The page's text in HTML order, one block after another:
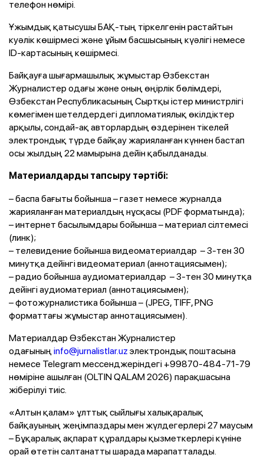
телефон нөмірі.
Ұжымдық қатысушы БАҚ-тың тіркелгенін растайтын
куәлік көшірмесі және ұйым басшысының күәлігі немесе
ID-картасының көшірмесі.
Байқауға шығармашылық жұмыстар Өзбекстан
Журналистер одағы және оның өңірлік бөлімдері,
Өзбекстан Республикасының Сыртқы істер министрлігі
көмегімен шетелдердегі дипломатиялық өкілдіктер
арқылы, сондай-ақ авторлардың өздерінен тікелей
электрондық түрде байқау жарияланған күннен бастап
осы жылдың 22 мамырына дейін қабылданады.
Материалдарды тапсыру тәртібі:
– баспа бағыты бойынша – газет немесе журналда
жарияланған материалдың нұсқасы (PDF форматында);
– интернет басылымдары бойынша – материал сілтемесі
(линк);
– телевидение бойынша видеоматериалдар – 3-тен 30
минутқа дейінгі видеоматериал (аннотациясымен);
– радио бойынша аудиоматериалдар – 3-тен 30 минутқа
дейінгі аудиоматериал (аннотациясымен);
– фотожурналистика бойынша – (JPEG, TIFF, PNG
форматтағы жұмыстар аннотациясымен).
Материалдар Өзбекстан Журналистер
одағыныңinfo@jurnalistlar.uzэлектрондық поштасына
немесе Telegram мессенджеріндегі +99870-484-71-79
нөміріне ашылған (OLTIN QALAM 2026) парақшасына
жіберілуі тиіс.
«Алтын қалам» ұлттық сыйлығы халықаралық
байқауының жеңімпаздары мен жүлдегерлері 27 маусым
– Бұқаралық ақпарат құралдары қызметкерлері күніне
орай өтетін салтанатты шарада марапатталады.